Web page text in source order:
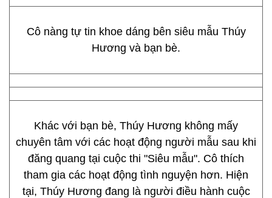
Cô nàng tự tin khoe dáng bên siêu mẫu Thúy
Hương và bạn bè.
Khác với bạn bè, Thúy Hương không mấy
chuyên tâm với các hoạt động người mẫu sau khi
đăng quang tại cuộc thi "Siêu mẫu". Cô thích
tham gia các hoạt động tình nguyện hơn. Hiện
tại, Thúy Hương đang là người điều hành cuộc